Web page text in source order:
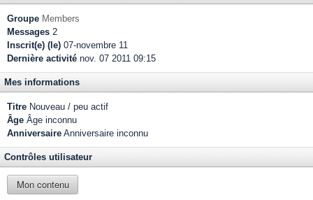
Groupe Members
Messages 2
Inscrit(e) (le) 07-novembre 11
Dernière activité nov. 07 2011 09:15
Mes informations
Titre Nouveau / peu actif
Âge Âge inconnu
Anniversaire Anniversaire inconnu
Contrôles utilisateur
Mon contenu